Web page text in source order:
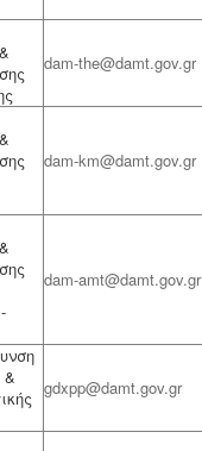
dam-the@damt.gov.gr
dam-km@damt.gov.gr
dam-amt@damt.gov.gr
&
gdxpp@damt.gov.gr